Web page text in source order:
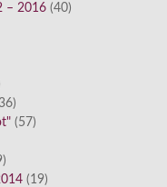
– 2016 (40)
(57)
(19)